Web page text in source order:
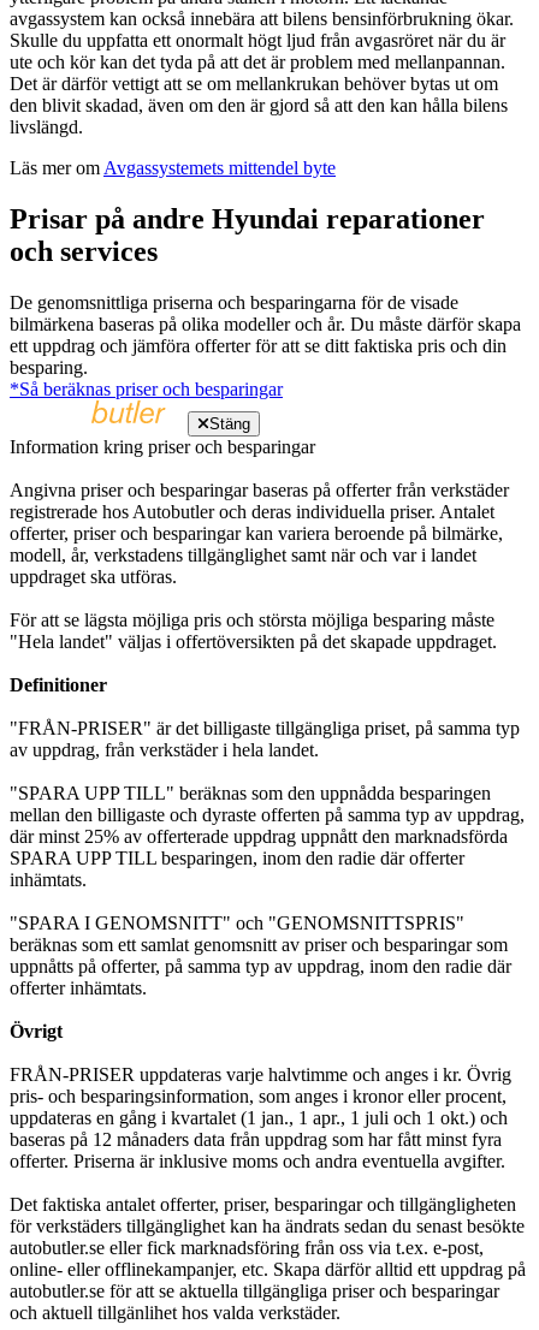
avgassystem kan också innebära att bilens bensinförbrukning ökar.
Skulle du uppfatta ett onormalt högt ljud från avgasröret när du är
ute och kör kan det tyda på att det är problem med mellanpannan.
Det är därför vettigt att se om mellankrukan behöver bytas ut om
den blivit skadad, även om den är gjord så att den kan hålla bilens
livslängd.
Läs mer om Avgassystemets mittendel byte
Prisar på andre Hyundai reparationer
och services
De genomsnittliga priserna och besparingarna för de visade
bilmärkena baseras på olika modeller och år. Du måste därför skapa
ett uppdrag och jämföra offerter för att se ditt faktiska pris och din
besparing.
*Så beräknas priser och besparingar
Stäng
Information kring priser och besparingar
Angivna priser och besparingar baseras på offerter från verkstäder
registrerade hos Autobutler och deras individuella priser. Antalet
offerter, priser och besparingar kan variera beroende på bilmärke,
modell, år, verkstadens tillgänglighet samt när och var i landet
uppdraget ska utföras.
För att se lägsta möjliga pris och största möjliga besparing måste
"Hela landet" väljas i offertöversikten på det skapade uppdraget.
Definitioner
"FRÅN-PRISER" är det billigaste tillgängliga priset, på samma typ
av uppdrag, från verkstäder i hela landet.
"SPARA UPP TILL" beräknas som den uppnådda besparingen
mellan den billigaste och dyraste offerten på samma typ av uppdrag,
där minst 25% av offerterade uppdrag uppnått den marknadsförda
SPARA UPP TILL besparingen, inom den radie där offerter
inhämtats.
"SPARA I GENOMSNITT" och "GENOMSNITTSPRIS"
beräknas som ett samlat genomsnitt av priser och besparingar som
uppnåtts på offerter, på samma typ av uppdrag, inom den radie där
offerter inhämtats.
Övrigt
FRÅN-PRISER uppdateras varje halvtimme och anges i kr. Övrig
pris- och besparingsinformation, som anges i kronor eller procent,
uppdateras en gång i kvartalet (1 jan., 1 apr., 1 juli och 1 okt.) och
baseras på 12 månaders data från uppdrag som har fått minst fyra
offerter. Priserna är inklusive moms och andra eventuella avgifter.
Det faktiska antalet offerter, priser, besparingar och tillgängligheten
för verkstäders tillgänglighet kan ha ändrats sedan du senast besökte
autobutler.se eller fick marknadsföring från oss via t.ex. e-post,
online- eller offlinekampanjer, etc. Skapa därför alltid ett uppdrag på
autobutler.se för att se aktuella tillgängliga priser och besparingar
och aktuell tillgänlihet hos valda verkstäder.